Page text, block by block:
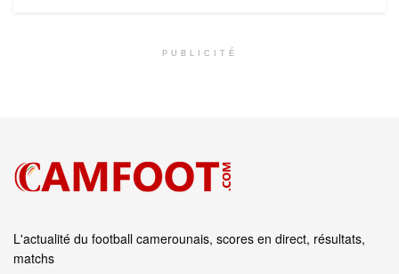
PUBLICITÉ
L'actualité du football camerounais, scores en direct, résultats,
matchs